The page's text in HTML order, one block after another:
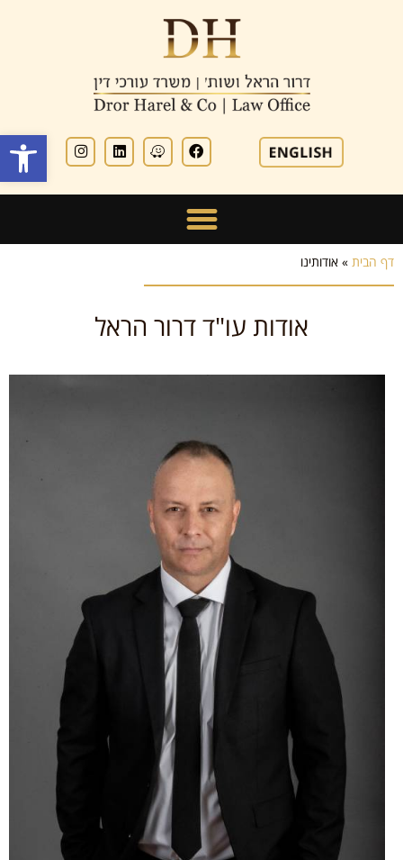
פתח
דף הבית » אודותינו
אודות עו"ד דרור הראל